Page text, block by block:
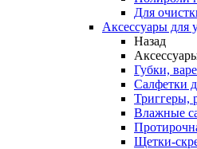
Для
Аксессуары для
Назад
Губки,
Салфетки
Триггеры,
Влажные
Щетки-